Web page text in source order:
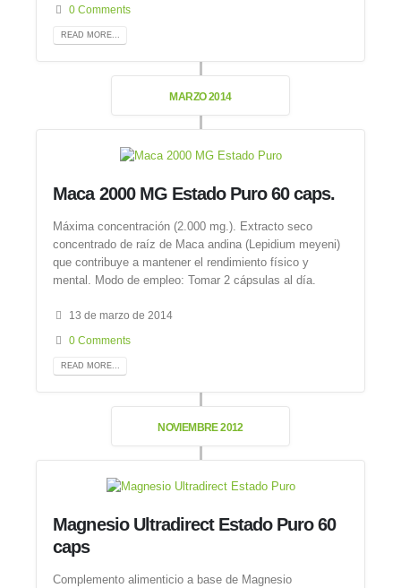
0 Comments
READ MORE...
MARZO 2014
Maca 2000 MG Estado Puro 60 caps.
Máxima concentración (2.000 mg.). Extracto seco
concentrado de raíz de Maca andina (Lepidium meyeni)
que contribuye a mantener el rendimiento físico y
mental. Modo de empleo: Tomar 2 cápsulas al día.
13 de marzo de 2014
0 Comments
READ MORE...
NOVIEMBRE 2012
Magnesio Ultradirect Estado Puro 60
caps
Complemento alimenticio a base de Magnesio